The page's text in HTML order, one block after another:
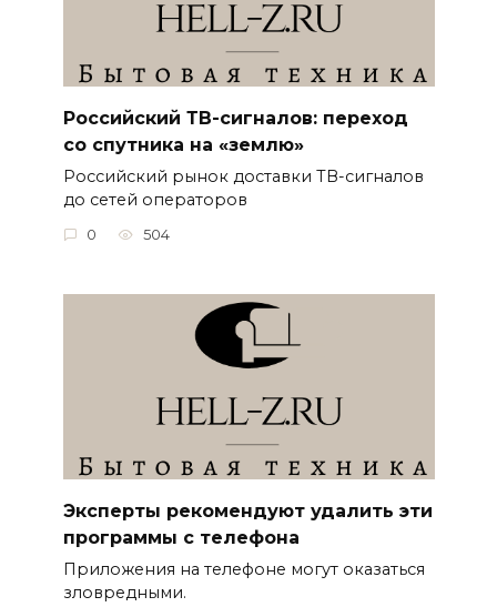
Российский ТВ-сигналов: переход
со спутника на «землю»
Российский рынок доставки ТВ-сигналов
до сетей операторов
0 504
Эксперты рекомендуют удалить эти
программы с телефона
Приложения на телефоне могут оказаться
зловредными.